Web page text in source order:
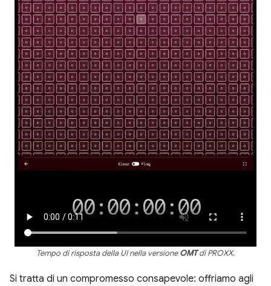
Tempo di risposta della UI nella versioneOMTdi PROXX.
Si tratta di un compromesso consapevole: offriamo agli